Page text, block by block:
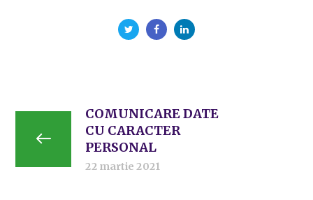
COMUNICARE DATE
CU CARACTER
PERSONAL
22 martie 2021